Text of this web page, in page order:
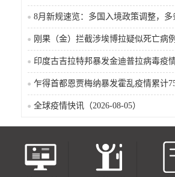
全球疫情快讯（2026-08-05）